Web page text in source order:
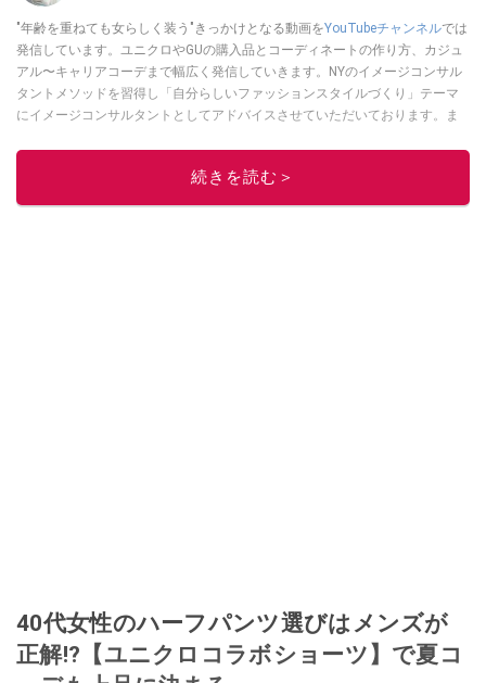
"年齢を重ねても女らしく装う"きっかけとなる動画をYouTubeチャンネルでは
発信しています。ユニクロやGUの購入品とコーディネートの作り方、カジュ
アル〜キャリアコーデまで幅広く発信していきます。NYのイメージコンサル
タントメソッドを習得し「自分らしいファッションスタイルづくり」テーマ
にイメージコンサルタントとしてアドバイスさせていただいております。ま
積み上げ続けている外資系企業のコンサルタント（25年以上のキャリア）か
続きを読む＞
40代女性のハーフパンツ選びはメンズが
正解!?【ユニクロコラボショーツ】で夏コ